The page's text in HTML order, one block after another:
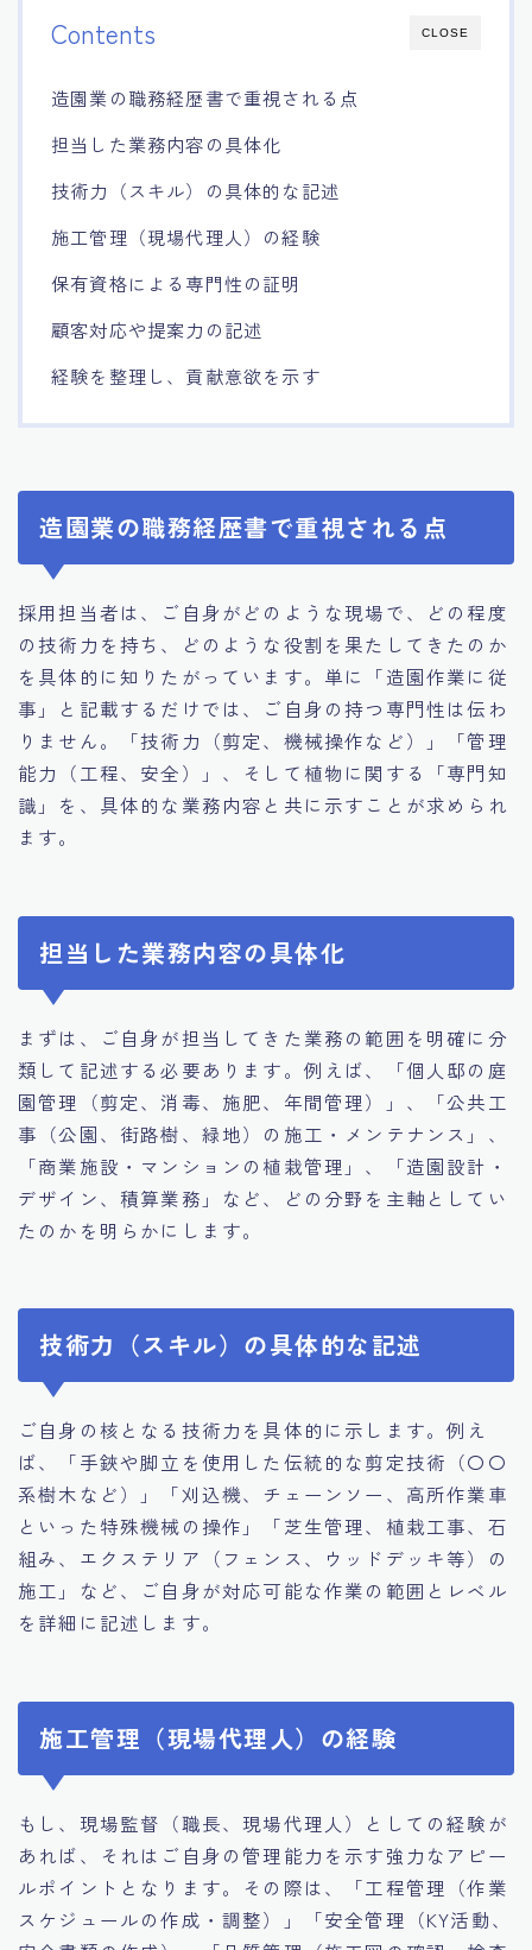
CLOSE
Contents
造園業の職務経歴書で重視される点
担当した業務内容の具体化
技術力（スキル）の具体的な記述
施工管理（現場代理人）の経験
保有資格による専門性の証明
顧客対応や提案力の記述
経験を整理し、貢献意欲を示す
造園業の職務経歴書で重視される点
採用担当者は、ご自身がどのような現場で、どの程度
の技術力を持ち、どのような役割を果たしてきたのか
を具体的に知りたがっています。単に「造園作業に従
事」と記載するだけでは、ご自身の持つ専門性は伝わ
りません。「技術力（剪定、機械操作など）」「管理
能力（工程、安全）」、そして植物に関する「専門知
識」を、具体的な業務内容と共に示すことが求められ
ます。
担当した業務内容の具体化
まずは、ご自身が担当してきた業務の範囲を明確に分
類して記述する必要あります。例えば、「個人邸の庭
園管理（剪定、消毒、施肥、年間管理）」、「公共工
事（公園、街路樹、緑地）の施工・メンテナンス」、
「商業施設・マンションの植栽管理」、「造園設計・
デザイン、積算業務」など、どの分野を主軸としてい
たのかを明らかにします。
技術力（スキル）の具体的な記述
ご自身の核となる技術力を具体的に示します。例え
ば、「手鋏や脚立を使用した伝統的な剪定技術（〇〇
系樹木など）」「刈込機、チェーンソー、高所作業車
といった特殊機械の操作」「芝生管理、植栽工事、石
組み、エクステリア（フェンス、ウッドデッキ等）の
施工」など、ご自身が対応可能な作業の範囲とレベル
を詳細に記述します。
施工管理（現場代理人）の経験
もし、現場監督（職長、現場代理人）としての経験が
あれば、それはご自身の管理能力を示す強力なアピー
ルポイントとなります。その際は、「工程管理（作業
スケジュールの作成・調整）」「安全管理（KY活動、